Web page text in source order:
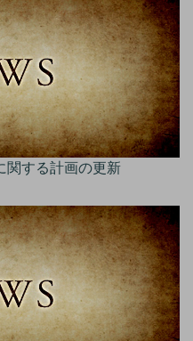
関する計画の更新